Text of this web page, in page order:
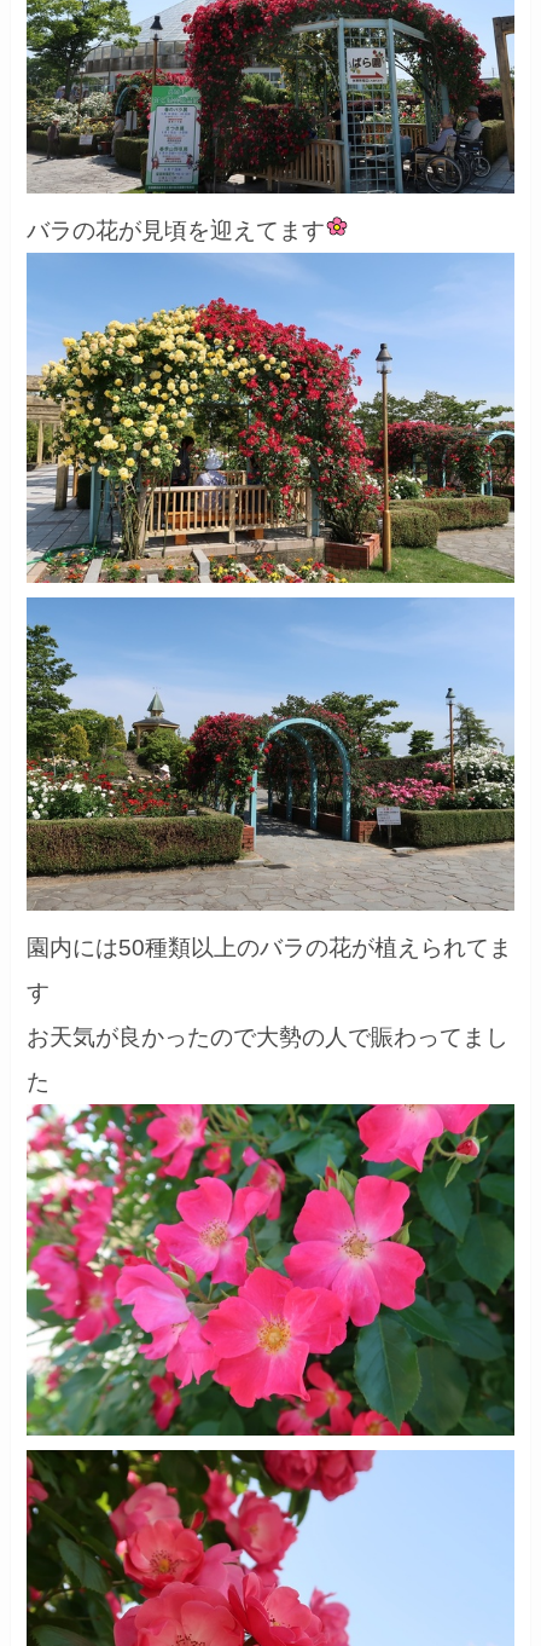
バラの花が見頃を迎えてます
園内には50種類以上のバラの花が植えられてま
す
お天気が良かったので大勢の人で賑わってまし
た